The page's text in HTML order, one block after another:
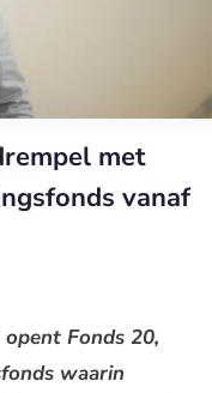
met
vanaf
Fonds 20,
waarin